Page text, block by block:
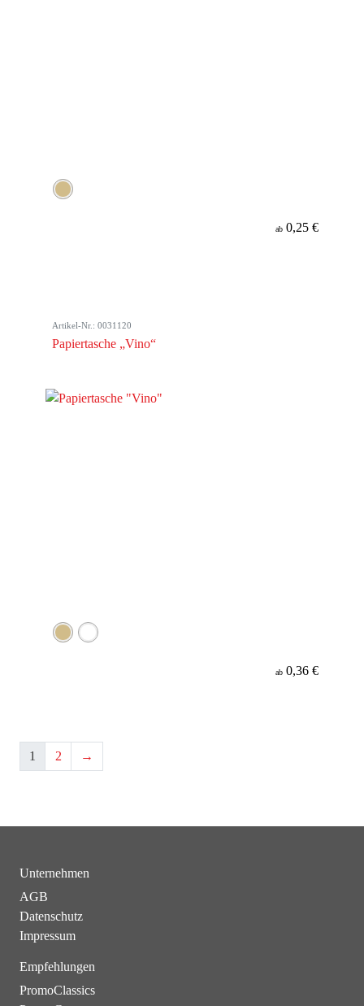
ab 0,25 €
Artikel-Nr.: 0031120
Papiertasche „Vino“
ab 0,36 €
1 2 →
Unternehmen
AGB
Datenschutz
Impressum
Empfehlungen
PromoClassics